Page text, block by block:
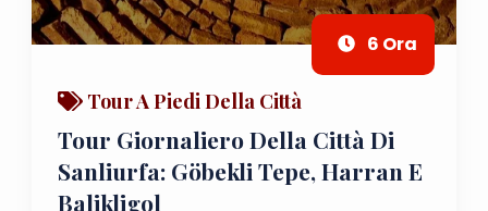
6 Ora
Tour A Piedi Della Città
Tour Giornaliero Della Città Di
Sanliurfa: Göbekli Tepe, Harran E
Balikligol